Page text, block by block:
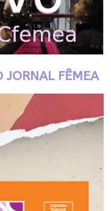
JORNAL FÊMEA